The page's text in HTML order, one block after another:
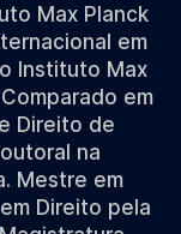
Max Planck
em
Instituto Max
em
Direito de
na
Mestre em
Direito pela